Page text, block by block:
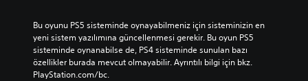
Bu oyunu PS5 sisteminde oynayabilmeniz için sisteminizin en
yeni sistem yazılımına güncellenmesi gerekir. Bu oyun PS5
sisteminde oynanabilse de, PS4 sisteminde sunulan bazı
özellikler burada mevcut olmayabilir. Ayrıntılı bilgi için bkz.
PlayStation.com/bc.